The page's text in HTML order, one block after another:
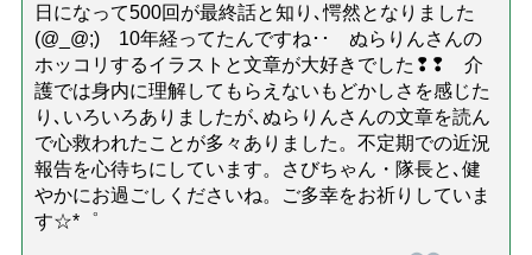
日になって500回が最終話と知り､愕然となりました
(@_@;) 10年経ってたんですね･･ ぬらりんさんの
ホッコリするイラストと文章が大好きでした❢❢ 介
護では身内に理解してもらえないもどかしさを感じた
り､いろいろありましたが､ぬらりんさんの文章を読ん
で心救われたことが多々ありました。不定期での近況
報告を心待ちにしています。さびちゃん・隊長と､健
やかにお過ごしくださいね。ご多幸をお祈りしていま
す☆*゜